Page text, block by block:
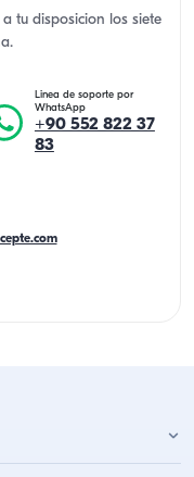
tu disposicion los siete
Linea de soporte por
WhatsApp
+90 552 822 37
83